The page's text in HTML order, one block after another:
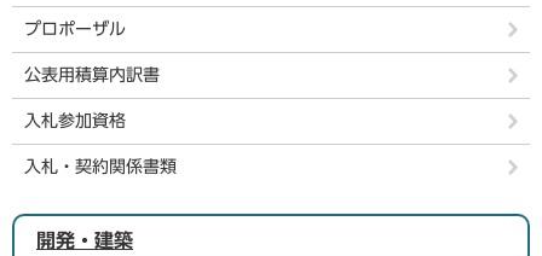
プロポーザル
公表用積算内訳書
入札参加資格
入札・契約関係書類
開発・建築